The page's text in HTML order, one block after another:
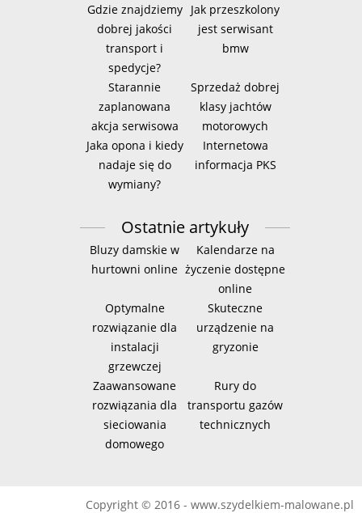
Gdzie znajdziemy
dobrej jakości
transport i
spedycje?
Jak przeszkolony
jest serwisant
bmw
Starannie
zaplanowana
akcja serwisowa
Sprzedaż dobrej
klasy jachtów
motorowych
Jaka opona i kiedy
nadaje się do
wymiany?
Internetowa
informacja PKS
Ostatnie artykuły
Bluzy damskie w
hurtowni online
Kalendarze na
życzenie dostępne
online
Optymalne
rozwiązanie dla
instalacji
grzewczej
Skuteczne
urządzenie na
gryzonie
Zaawansowane
rozwiązania dla
sieciowania
domowego
Rury do
transportu gazów
technicznych
Copyright © 2016 - www.szydelkiem-malowane.pl